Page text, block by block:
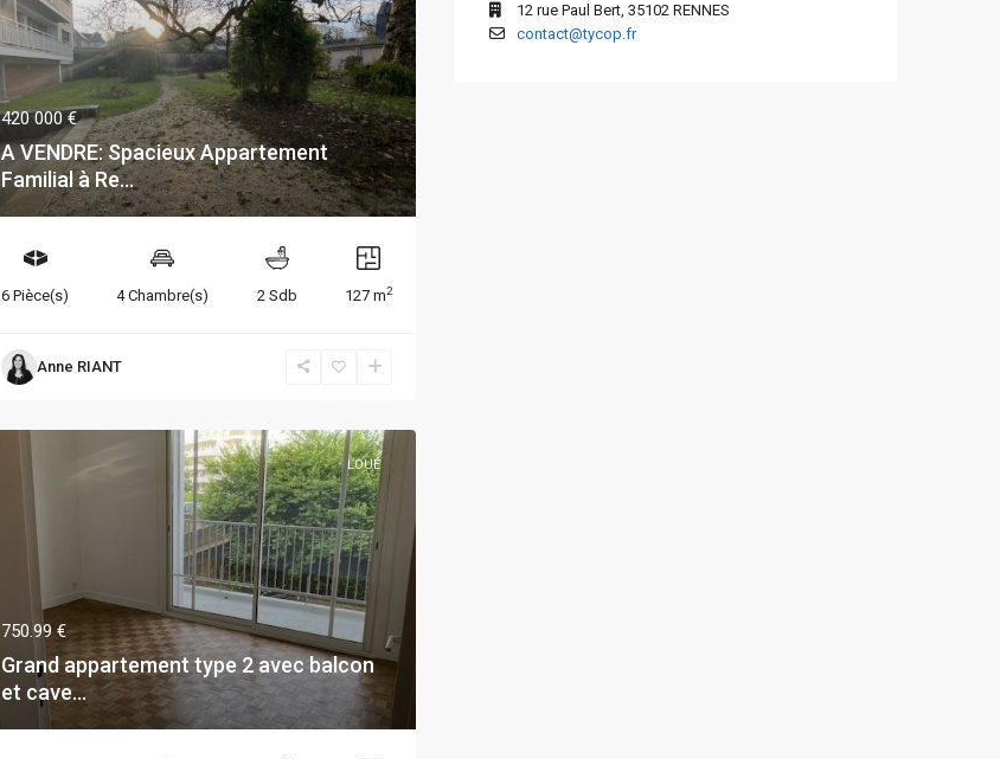
420 000 €
A VENDRE: Spacieux Appartement
Familial à Re...
6 Pièce(s) 4 Chambre(s) 2 Sdb 127 m2
Anne RIANT
LOUÉ
750.99 €
Grand appartement type 2 avec balcon
et cave...
12 rue Paul Bert, 35102 RENNES
contact@tycop.fr